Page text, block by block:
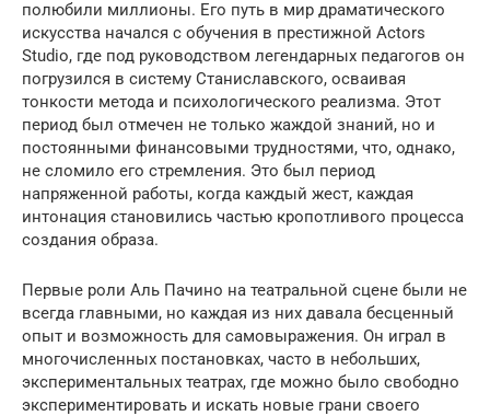
полюбили миллионы. Его путь в мир драматического
искусства начался с обучения в престижной Actors
Studio, где под руководством легендарных педагогов он
погрузился в систему Станиславского, осваивая
тонкости метода и психологического реализма. Этот
период был отмечен не только жаждой знаний, но и
постоянными финансовыми трудностями, что, однако,
не сломило его стремления. Это был период
напряженной работы, когда каждый жест, каждая
интонация становились частью кропотливого процесса
создания образа.
Первые роли Аль Пачино на театральной сцене были не
всегда главными, но каждая из них давала бесценный
опыт и возможность для самовыражения. Он играл в
многочисленных постановках, часто в небольших,
экспериментальных театрах, где можно было свободно
экспериментировать и искать новые грани своего